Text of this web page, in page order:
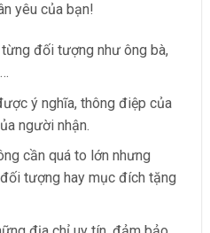
yêu của bạn!
đối tượng như ông bà,
ý nghĩa, thông điệp của
người nhận.
cần quá to lớn nhưng
tượng hay mục đích tặng